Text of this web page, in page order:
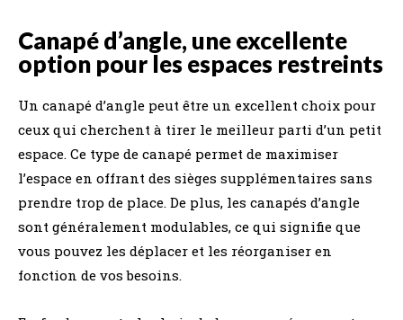
Canapé d’angle, une excellente
option pour les espaces restreints
Un canapé d’angle peut être un excellent choix pour
ceux qui cherchent à tirer le meilleur parti d’un petit
espace. Ce type de canapé permet de maximiser
l’espace en offrant des sièges supplémentaires sans
prendre trop de place. De plus, les canapés d’angle
sont généralement modulables, ce qui signifie que
vous pouvez les déplacer et les réorganiser en
fonction de vos besoins.